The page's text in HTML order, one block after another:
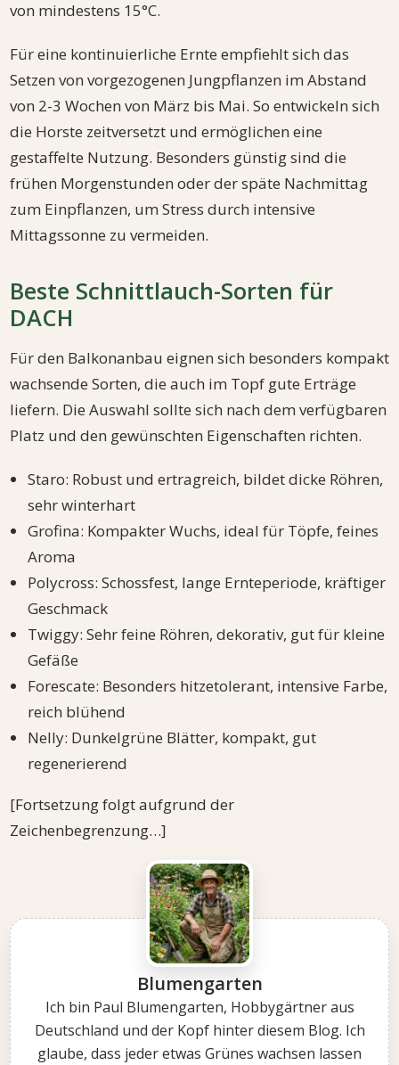
von mindestens 15°C.
Für eine kontinuierliche Ernte empfiehlt sich das
Setzen von vorgezogenen Jungpflanzen im Abstand
von 2-3 Wochen von März bis Mai. So entwickeln sich
die Horste zeitversetzt und ermöglichen eine
gestaffelte Nutzung. Besonders günstig sind die
frühen Morgenstunden oder der späte Nachmittag
zum Einpflanzen, um Stress durch intensive
Mittagssonne zu vermeiden.
Beste Schnittlauch-Sorten für
DACH
Für den Balkonanbau eignen sich besonders kompakt
wachsende Sorten, die auch im Topf gute Erträge
liefern. Die Auswahl sollte sich nach dem verfügbaren
Platz und den gewünschten Eigenschaften richten.
Staro: Robust und ertragreich, bildet dicke Röhren,
sehr winterhart
Grofina: Kompakter Wuchs, ideal für Töpfe, feines
Aroma
Polycross: Schossfest, lange Ernteperiode, kräftiger
Geschmack
Twiggy: Sehr feine Röhren, dekorativ, gut für kleine
Gefäße
Forescate: Besonders hitzetolerant, intensive Farbe,
reich blühend
Nelly: Dunkelgrüne Blätter, kompakt, gut
regenerierend
[Fortsetzung folgt aufgrund der
Zeichenbegrenzung…]
Blumengarten
Ich bin Paul Blumengarten, Hobbygärtner aus
Deutschland und der Kopf hinter diesem Blog. Ich
glaube, dass jeder etwas Grünes wachsen lassen